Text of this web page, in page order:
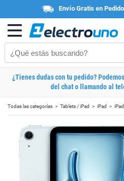
Envío Gratis en
¿Tienes dudas con tu pedido?
del chat o llamando al
Todas las categorías Tablets / iPad iPad